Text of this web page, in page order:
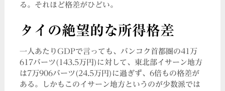
る。それほど格差がひどい。
タイの絶望的な所得格差
一人あたりGDPで言っても、バンコク首都圏の41万
617バーツ(143.5万円)に対して、東北部イサーン地方
は7万906バーツ(24.5万円)に過ぎず、6倍もの格差が
ある。しかもこのイサーン地方というのが少数派では